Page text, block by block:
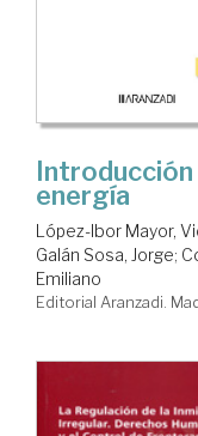
energía
López-Ibor Mayor,
Galán Sosa, Jorge;
Emiliano
Editorial Aranzadi.